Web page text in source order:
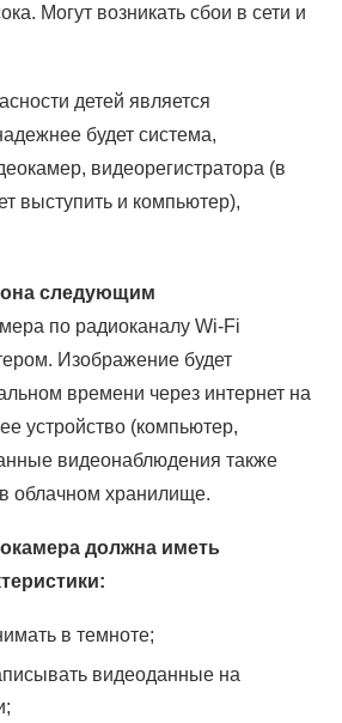
Могут возникать сбои в сети и
детей является
будет система,
видеорегистратора (в
выступить и компьютер),
она следующим
по радиоканалу Wi-Fi
Изображение будет
времени через интернет на
устройство (компьютер,
видеонаблюдения также
в облачном хранилище.
должна иметь
в темноте;
видеоданные на